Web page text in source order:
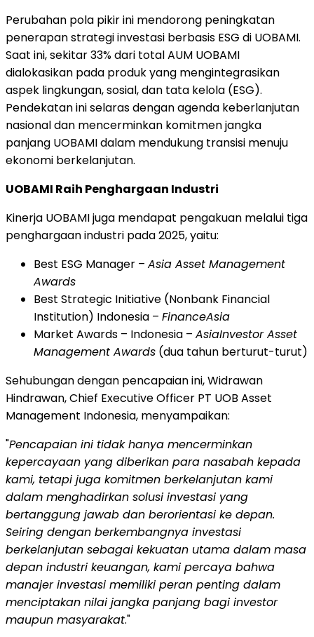
Perubahan pola pikir ini mendorong peningkatan
penerapan strategi investasi berbasis ESG di UOBAMI.
Saat ini, sekitar 33% dari total AUM UOBAMI
dialokasikan pada produk yang mengintegrasikan
aspek lingkungan, sosial, dan tata kelola (ESG).
Pendekatan ini selaras dengan agenda keberlanjutan
nasional dan mencerminkan komitmen jangka
panjang UOBAMI dalam mendukung transisi menuju
ekonomi berkelanjutan.
UOBAMI Raih Penghargaan Industri
Kinerja UOBAMI juga mendapat pengakuan melalui tiga
penghargaan industri pada 2025, yaitu:
Best ESG Manager – Asia Asset Management
Awards
Best Strategic Initiative (Nonbank Financial
Institution) Indonesia – FinanceAsia
Market Awards – Indonesia – AsiaInvestor Asset
Management Awards (dua tahun berturut-turut)
Sehubungan dengan pencapaian ini, Widrawan
Hindrawan, Chief Executive Officer PT UOB Asset
Management Indonesia, menyampaikan:
"Pencapaian ini tidak hanya mencerminkan
kepercayaan yang diberikan para nasabah kepada
kami, tetapi juga komitmen berkelanjutan kami
dalam menghadirkan solusi investasi yang
bertanggung jawab dan berorientasi ke depan.
Seiring dengan berkembangnya investasi
berkelanjutan sebagai kekuatan utama dalam masa
depan industri keuangan, kami percaya bahwa
manajer investasi memiliki peran penting dalam
menciptakan nilai jangka panjang bagi investor
maupun masyarakat."